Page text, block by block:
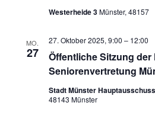
Westerheide 3Münster, 48157
MO.
27
Öffentliche Sitzung der
Seniorenvertretung
27. Oktober 2025, 9:00 – 12:00
Stadt Münster
48143 Münster